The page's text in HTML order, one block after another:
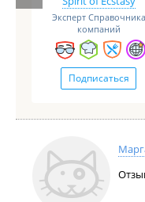
Эксперт Справочника
компаний
Подписаться